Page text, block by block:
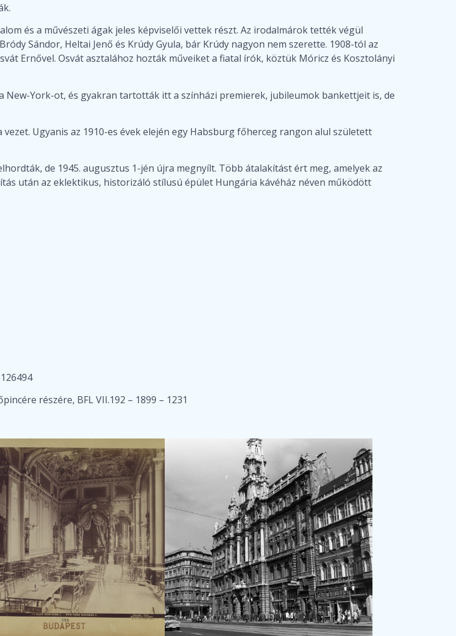
és a művészeti ágak jeles képviselői vettek részt. Az irodalmárok tették végül
Sándor, Heltai Jenő és Krúdy Gyula, bár Krúdy nagyon nem szerette. 1908-tól az
Ernővel. Osvát asztalához hozták műveiket a fiatal írók, köztük Móricz és Kosztolányi
New-York-ot, és gyakran tartották itt a színházi premierek, jubileumok bankettjeit is, de
Ugyanis az 1910-es évek elején egy Habsburg főherceg rangon alul született
de 1945. augusztus 1-jén újra megnyílt. Több átalakítást ért meg, amelyek az
után az eklektikus, historizáló stílusú épület Hungária kávéház néven működött
részére, BFL VII.192 – 1899 – 1231